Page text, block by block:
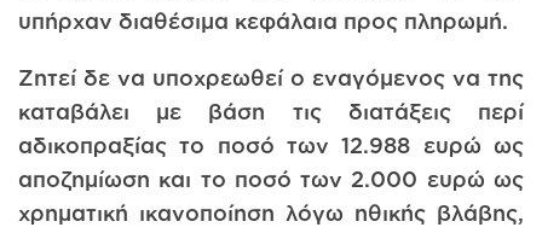
υπήρχαν διαθέσιμα κεφάλαια προς πληρωμή.
Ζητεί δε να υποχρεωθεί ο εναγόμενος να της
καταβάλει με βάση τις διατάξεις περί
αδικοπραξίας το ποσό των 12.988 ευρώ ως
αποζημίωση και το ποσό των 2.000 ευρώ ως
χρηματική ικανοποίηση λόγω ηθικής βλάβης,